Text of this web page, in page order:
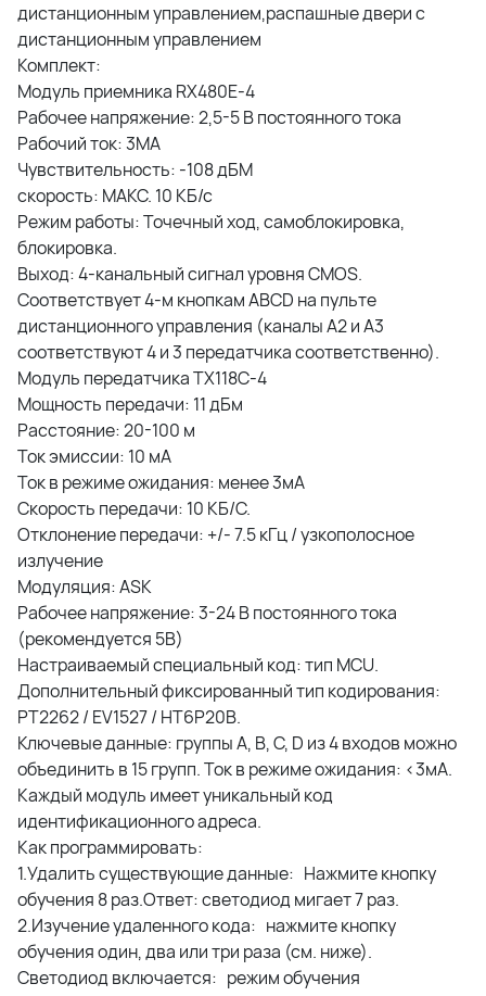
дистанционным управлением,распашные двери с
дистанционным управлением
Комплект:
Модуль приемника RX480E-4
Рабочее напряжение: 2,5-5 В постоянного тока
Рабочий ток: 3МА
Чувствительность: -108 дБМ
скорость: МАКС. 10 КБ/с
Режим работы: Точечный ход, самоблокировка,
блокировка.
Выход: 4-канальный сигнал уровня CMOS.
Соответствует 4-м кнопкам ABCD на пульте
дистанционного управления (каналы А2 и А3
соответствуют 4 и 3 передатчика соответственно).
Модуль передатчика ТХ118С-4
Мощность передачи: 11 дБм
Расстояние: 20-100 м
Ток эмиссии: 10 мА
Ток в режиме ожидания: менее 3мA
Скорость передачи: 10 КБ/С.
Отклонение передачи: +/- 7.5 кГц / узкополосное
излучение
Модуляция: ASK
Рабочее напряжение: 3-24 В постоянного тока
(рекомендуется 5В)
Настраиваемый специальный код: тип MCU.
Дополнительный фиксированный тип кодирования:
PT2262 / EV1527 / HT6P20B.
Ключевые данные: группы A, B, C, D из 4 входов можно
объединить в 15 групп. Ток в режиме ожидания: <3мA.
Каждый модуль имеет уникальный код
идентификационного адреса.
Как программировать:
1.Удалить существующие данные: Нажмите кнопку
обучения 8 раз.Ответ: светодиод мигает 7 раз.
2.Изучение удаленного кода: нажмите кнопку
обучения один, два или три раза (см. ниже).
Светодиод включается: режим обучения